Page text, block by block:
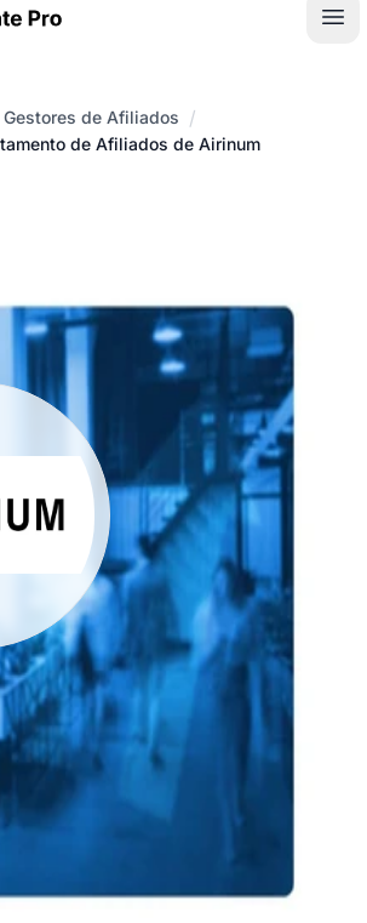
de Afiliados /
de Afiliados de Airinum